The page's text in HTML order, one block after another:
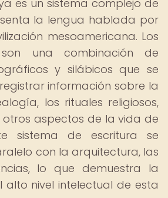
es un sistema complejo de
la lengua hablada por
mesoamericana. Los
una combinación de
y silábicos que se
información sobre la
los rituales religiosos,
aspectos de la vida de
sistema de escritura se
con la arquitectura, las
lo que demuestra la
alto nivel intelectual de esta